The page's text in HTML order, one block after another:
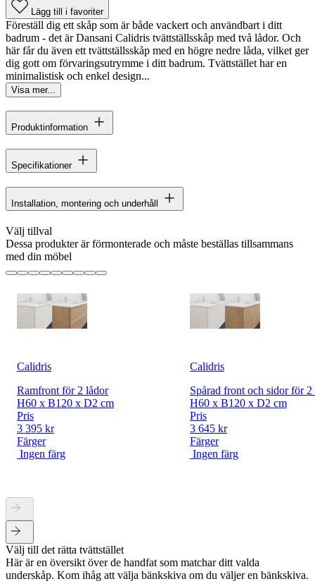
Lägg till i favoriter
Föreställ dig ett skåp som är både vackert och användbart i ditt
badrum - det är Dansani Calidris tvättställsskåp med två lådor. Och
här får du även ett tvättställsskåp med en högre nedre låda, vilket ger
dig gott om förvaringsutrymme i ditt badrum. Tvättstället har en
minimalistisk och enkel design...
Visa mer...
Produktinformation
Specifikationer
Installation, montering och underhåll
Välj tillval
Dessa produkter är förmonterade och måste beställas tillsammans
med din möbel
Calidris
Ramfront för 2 lådor
H60 x B120 x D2 cm
Pris
3 395 kr
Färger
Ingen färg
Calidris
Spårad front och sidor för 2
H60 x B120 x D2 cm
Pris
3 645 kr
Färger
Ingen färg
Välj till det rätta tvättstället
Här är en översikt över de handfat som matchar ditt valda
underskåp. Kom ihåg att välja bänkskiva om du väljer en bänkskiva.